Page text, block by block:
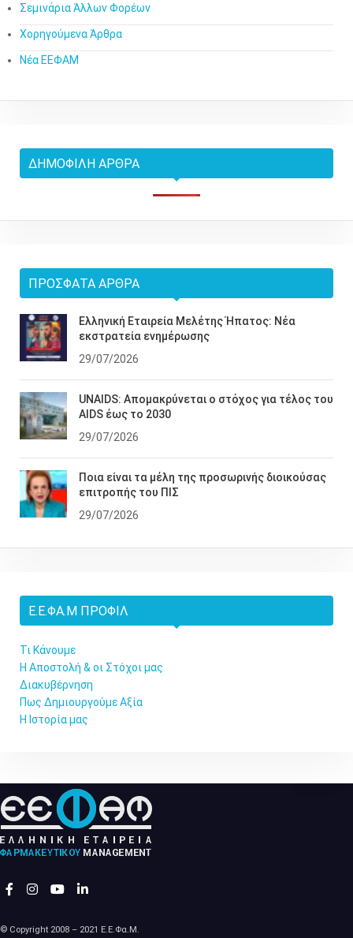
Σεμινάρια Άλλων Φορέων
Χορηγούμενα Άρθρα
Νέα ΕΕΦΑΜ
ΔΗΜΟΦΙΛΉ ΆΡΘΡΑ
ΠΡΌΣΦΑΤΑ ΆΡΘΡΑ
Ελληνική Εταιρεία Μελέτης Ήπατος: Νέα
εκστρατεία ενημέρωσης
29/07/2026
UNAIDS: Απομακρύνεται ο στόχος για τέλος του
AIDS έως το 2030
29/07/2026
Ποια είναι τα μέλη της προσωρινής διοικούσας
επιτροπής του ΠΙΣ
29/07/2026
Ε.Ε.ΦΑ.Μ ΠΡΟΦΊΛ
Τι Κάνουμε
Η Αποστολή & οι Στόχοι μας
Διακυβέρνηση
Πως Δημιουργούμε Αξία
Η Ιστορία μας
© Copyright 2008 – 2021 Ε.Ε.Φα.Μ.